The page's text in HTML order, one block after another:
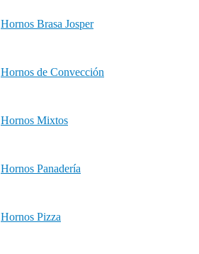
Hornos Brasa Josper
Hornos de Convección
Hornos Mixtos
Hornos Panadería
Hornos Pizza